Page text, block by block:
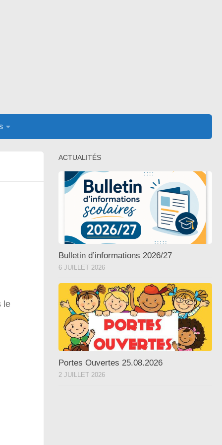
le
ACTUALITÉS
Bulletin d’informations 2026/27
6 JUILLET 2026
Portes Ouvertes 25.08.2026
2 JUILLET 2026